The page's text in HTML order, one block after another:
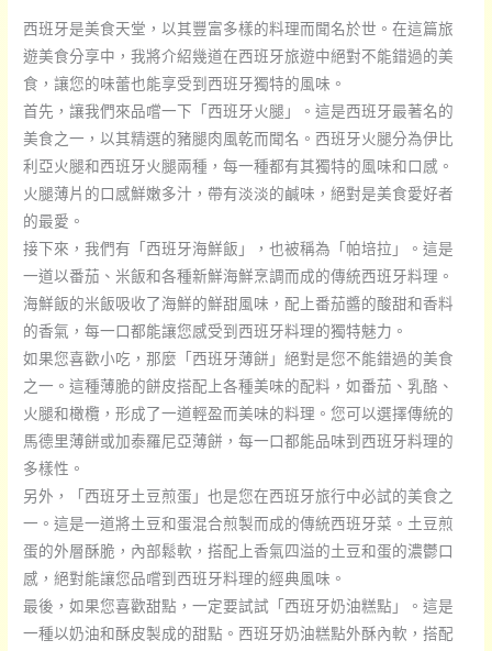
索
豐
富
多
樣
的
日
本
美
食？
西班牙是美食天堂，以其豐富多樣的料理而聞名於世。在這篇旅
遊美食分享中，我將介紹幾道在西班牙旅遊中絕對不能錯過的美
食，讓您的味蕾也能享受到西班牙獨特的風味。
首先，讓我們來品嚐一下「西班牙火腿」。這是西班牙最著名的
美食之一，以其精選的豬腿肉風乾而聞名。西班牙火腿分為伊比
利亞火腿和西班牙火腿兩種，每一種都有其獨特的風味和口感。
火腿薄片的口感鮮嫩多汁，帶有淡淡的鹹味，絕對是美食愛好者
的最愛。
接下來，我們有「西班牙海鮮飯」，也被稱為「帕培拉」。這是
一道以番茄、米飯和各種新鮮海鮮烹調而成的傳統西班牙料理。
海鮮飯的米飯吸收了海鮮的鮮甜風味，配上番茄醬的酸甜和香料
的香氣，每一口都能讓您感受到西班牙料理的獨特魅力。
如果您喜歡小吃，那麼「西班牙薄餅」絕對是您不能錯過的美食
之一。這種薄脆的餅皮搭配上各種美味的配料，如番茄、乳酪、
火腿和橄欖，形成了一道輕盈而美味的料理。您可以選擇傳統的
馬德里薄餅或加泰羅尼亞薄餅，每一口都能品味到西班牙料理的
多樣性。
另外，「西班牙土豆煎蛋」也是您在西班牙旅行中必試的美食之
一。這是一道將土豆和蛋混合煎製而成的傳統西班牙菜。土豆煎
蛋的外層酥脆，內部鬆軟，搭配上香氣四溢的土豆和蛋的濃鬱口
感，絕對能讓您品嚐到西班牙料理的經典風味。
最後，如果您喜歡甜點，一定要試試「西班牙奶油糕點」。這是
一種以奶油和酥皮製成的甜點。西班牙奶油糕點外酥內軟，搭配